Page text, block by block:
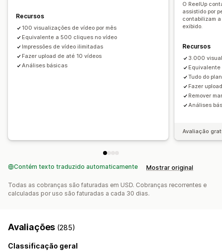
URL personalizado
Vídeos incorporados
Pop-ups Carrosséis
Responsividade para dispositivos móveis
Análises
Acompanhamento de engajamento
Acompanhamento de conversões
Recursos
100 visualizações de vídeo por mês
Equivalente a 500 cliques no vídeo
Impressões de vídeo ilimitadas
Fazer upload de até 10 vídeos
Análises básicas
O ReelUp
assistido por
contabilizam
exibido.
Recursos
3.000
Tudo do
Fazer
Remover
Análises
Avaliação
Contém texto traduzido automaticamente Mostrar original
Todas as cobranças são faturadas em USD. Cobranças recorrentes e
calculadas por uso são faturadas a cada 30 dias.
Avaliações (285)
Classificação geral